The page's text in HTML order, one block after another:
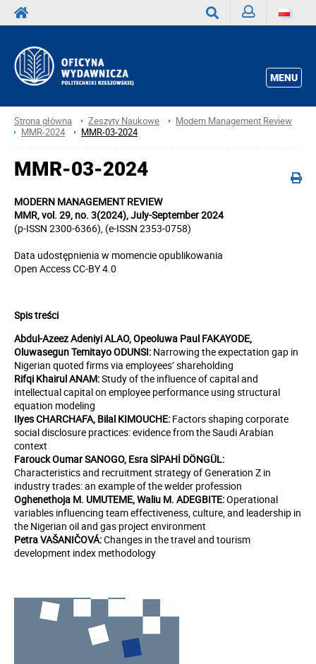
MENU
Strona główna Zeszyty Naukowe
Modern Management Review
MMR-2024
MMR-03-2024
MMR-03-2024
MODERN MANAGEMENT REVIEW
MMR, vol. 29, no. 3(2024), July-September 2024
(p-ISSN 2300-6366), (e-ISSN 2353-0758)
Data udostępnienia w momencie opublikowania
Open AccessCC-BY 4.0
Spis treści
Abdul-Azeez Adeniyi ALAO, Opeoluwa Paul FAKAYODE,
Oluwasegun Temitayo ODUNSI: Narrowing the expectation gap in
Nigerian quoted firms via employees’ shareholding
Rifqi Khairul ANAM:Study of the influence of capital and
intellectual capital on employee performance using structural
equation modeling
Ilyes CHARCHAFA, Bilal KIMOUCHE: Factors shaping corporate
social disclosure practices: evidence from the Saudi Arabian
context
Farouck Oumar SANOGO, Esra SİPAHİ DÖNGÜL:
Characteristics and recruitment strategy of Generation Z in
industry trades: an example of the welder profession
Oghenethoja M. UMUTEME, Waliu M. ADEGBITE:Operational
variables influencing team effectiveness, culture, and leadership in
the Nigerian oil and gas project environment
Petra VAŠANIČOVÁ:Changes in the travel and tourism
development index methodology